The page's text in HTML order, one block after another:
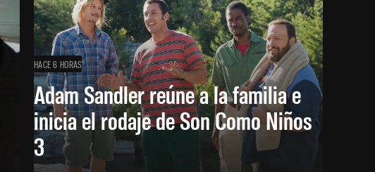
HACE 6 HORAS
Adam Sandler reúne a la familia e
inicia el rodaje de Son Como Niños
3